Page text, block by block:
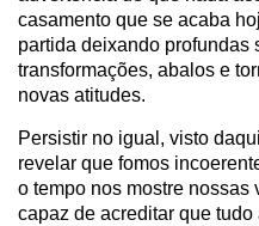
casamento que se acaba
partida deixando profundas
transformações, abalos e
novas atitudes.
Persistir no igual, visto
revelar que fomos
o tempo nos mostre nossas
capaz de acreditar que